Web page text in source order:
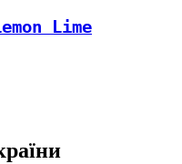
Lime